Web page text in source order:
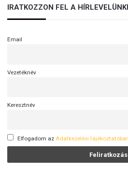
IRATKOZZON FEL A
Email
Vezetéknév
Keresztnév
Elfogadom az Adatkezelési